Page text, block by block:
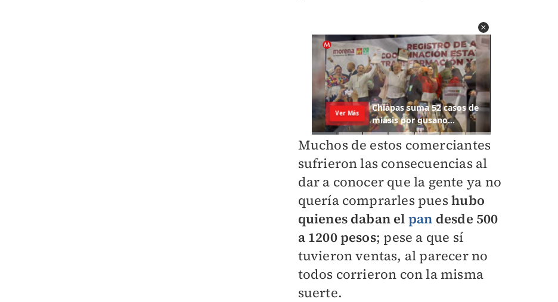
Muchos de estos comerciantes
sufrieron las consecuencias al
dar a conocer que la gente ya no
quería comprarles pueshubo
quienes daban el pan desde 500
a 1200 pesos; pese a que sí
tuvieron ventas, al parecer no
todos corrieron con la misma
suerte.